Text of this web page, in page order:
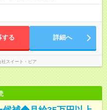
円/5.1時間分)となり、その他待
に、本採用時と異なる部分があり
同じです。 給与：月給 212,000
なし残業代を含みます。※超過分
し残業代 7,900円以上／月 みなし
間 ◎平日 11時～20時 ◎土曜 11時
間が異なる為、月全体でバランス
います。
する 詳細へ
社スイート・ピア